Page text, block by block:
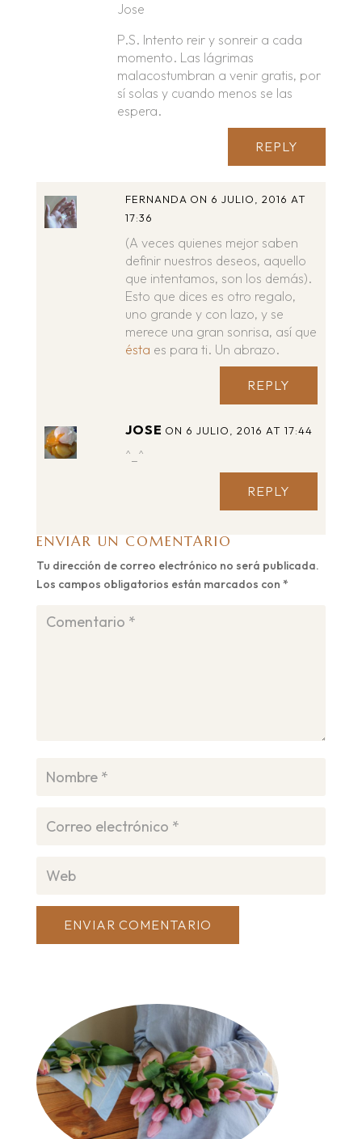
Jose
P.S. Intento reir y sonreir a cada
momento. Las lágrimas
malacostumbran a venir gratis, por
sí solas y cuando menos se las
espera.
REPLY
FERNANDA ON 6 JULIO, 2016 AT
17:36
(A veces quienes mejor saben
definir nuestros deseos, aquello
que intentamos, son los demás).
Esto que dices es otro regalo,
uno grande y con lazo, y se
merece una gran sonrisa, así que
ésta es para ti. Un abrazo.
REPLY
JOSE ON 6 JULIO, 2016 AT 17:44
^_^
REPLY
ENVIAR UN COMENTARIO
Tu dirección de correo electrónico no será publicada.
Los campos obligatorios están marcados con *
ENVIAR COMENTARIO